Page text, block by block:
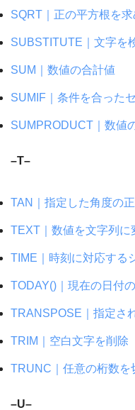
SQRT｜正の平方根を求
SUBSTITUTE｜文字を
SUM｜数値の合計値
SUMIF｜条件を合った
SUMPRODUCT｜数値
–T–
TAN｜指定した角度の
TEXT｜数値を文字列に
TIME｜時刻に対応する
TODAY()｜現在の日付
TRANSPOSE｜指定さ
TRIM｜空白文字を削除
TRUNC｜任意の桁数を
–U–